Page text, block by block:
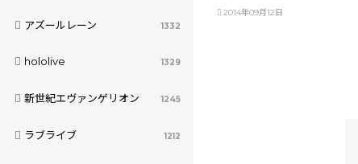
アズールレーン 1332
hololive 1329
新世紀エヴァンゲリオン 1245
ラブライブ 1212
2014年09月12日